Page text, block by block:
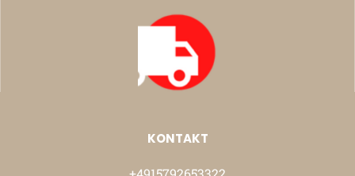
KONTAKT